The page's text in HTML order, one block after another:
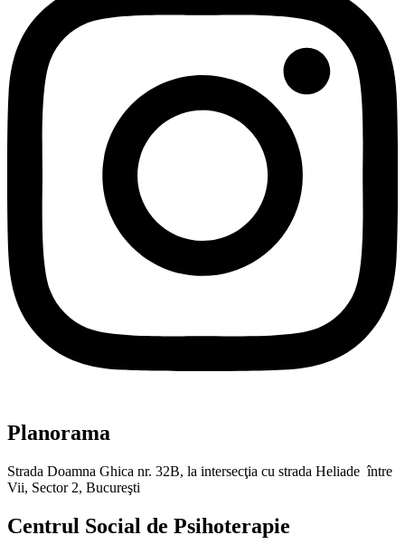
Planorama
Strada Doamna Ghica nr. 32B, la intersecţia cu strada Heliade între
Vii, Sector 2, Bucureşti
Centrul Social de Psihoterapie